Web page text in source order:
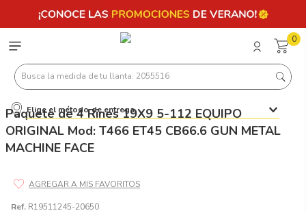
0
Busca la medida de tu llanta: 2055516
Elige el método de entrega
Paquete de 4 Rines 19X9 5-112 EQUIPO
ORIGINAL Mod: T466 ET45 CB66.6 GUN METAL
MACHINE FACE
Ref. R19511245-20650
Términos más buscados